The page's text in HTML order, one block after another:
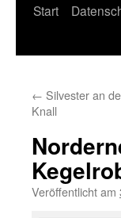
Start
← Silvester an
Knall
Veröffentlicht am